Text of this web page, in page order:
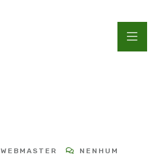
WEBMASTER
NENHUM